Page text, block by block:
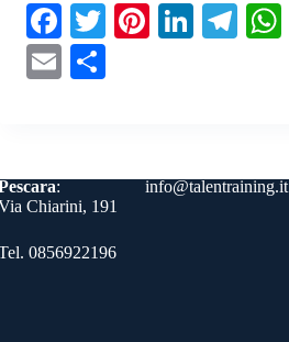
Fa
ce
bo
T
Pi
Li
Te
E
di
info@talentraining.it
:
Chiarini, 191
0856922196